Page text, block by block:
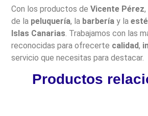
Con los productos deVicente Pérez
de la peluquería, la barbería y la
Islas Canarias. Trabajamos con las
reconocidas para ofrecerte calidad,
servicio que necesitas para destacar.
Productos